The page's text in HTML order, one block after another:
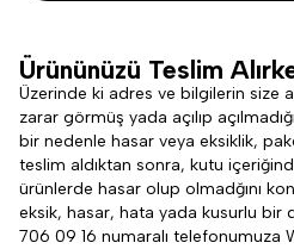
Ürününüzü Teslim
Üzerinde ki adres ve bilgilerin size
zarar görmüş yada açılıp
bir nedenle hasar veya eksiklik,
teslim aldıktan sonra, kutu
ürünlerde hasar olup olmadğını
eksik, hasar, hata yada kusurlu
706 09 16 numaralı telefonumuza